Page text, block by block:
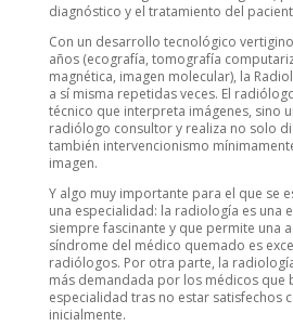
diagnóstico y el tratamiento del
Con un desarrollo tecnológico
años (ecografía, tomografía
magnética, imagen molecular), la
a sí misma repetidas veces. El
técnico que interpreta imágenes, sino
radiólogo consultor y realiza no solo
también intervencionismo
imagen.
Y algo muy importante para el que se
una especialidad: la radiología es una
siempre fascinante y que permite una
síndrome del médico quemado es
radiólogos. Por otra parte, la
más demandada por los médicos que
especialidad tras no estar satisfechos
inicialmente.